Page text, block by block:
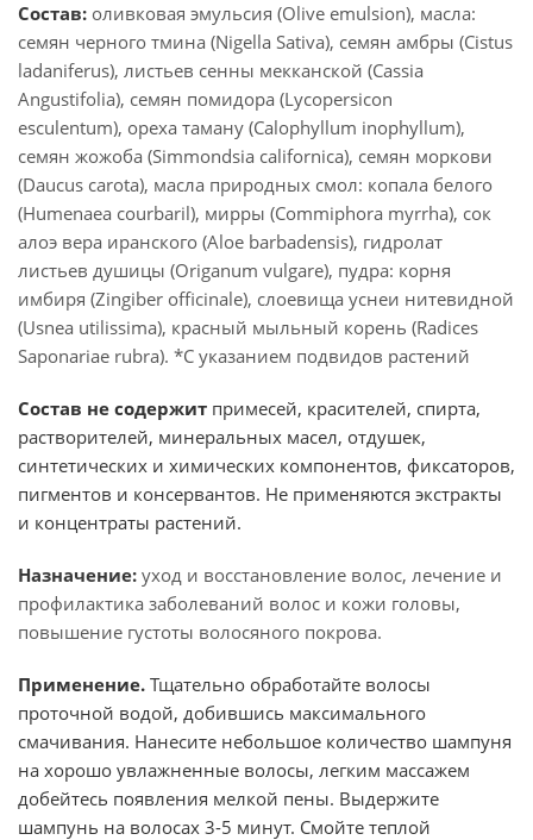
Состав: оливковая эмульсия (Olive emulsion), масла:
семян черного тмина (Nigella Sativa), семян амбры (Cistus
ladaniferus), листьев сенны мекканской (Cassia
Angustifolia), семян помидора (Lycopersicon
esculentum), ореха таману (Calophyllum inophyllum),
семян жожоба (Simmondsia californica), семян моркови
(Daucus carota), масла природных смол: копала белого
(Humenaea courbaril), мирры (Commiphora myrrha), сок
алоэ вера иранского (Aloe barbadensis), гидролат
листьев душицы (Origanum vulgare), пудра: корня
имбиря (Zingiber officinale), слоевища уснеи нитевидной
(Usnea utilissima), красный мыльный корень (Radices
Saponariae rubra). *С указанием подвидов растений
Состав не содержит примесей, красителей, спирта,
растворителей, минеральных масел, отдушек,
синтетических и химических компонентов, фиксаторов,
пигментов и консервантов. Не применяются экстракты
и концентраты растений.
Назначение: уход и восстановление волос, лечение и
профилактика заболеваний волос и кожи головы,
повышение густоты волосяного покрова.
Применение. Тщательно обработайте волосы
проточной водой, добившись максимального
смачивания. Нанесите небольшое количество шампуня
на хорошо увлажненные волосы, легким массажем
добейтесь появления мелкой пены. Выдержите
шампунь на волосах 3-5 минут. Смойте теплой